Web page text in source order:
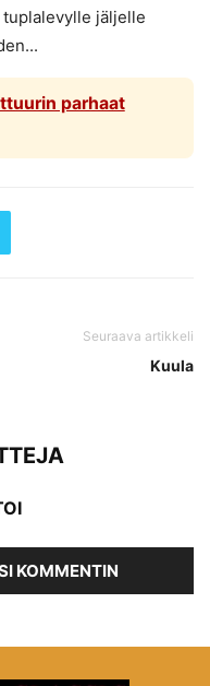
jäljelle
parhaat
Seuraava artikkeli
Kuula
KOMMENTIN